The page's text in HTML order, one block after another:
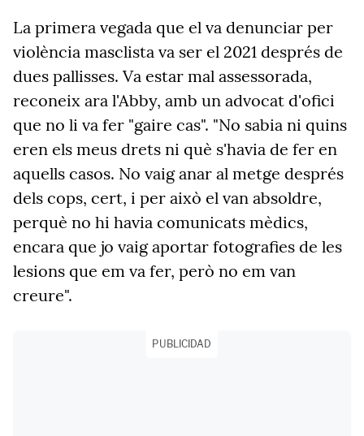
La primera vegada que el va denunciar per
violència masclista va ser el 2021 després de
dues pallisses. Va estar mal assessorada,
reconeix ara l'Abby, amb un advocat d'ofici
que no li va fer "gaire cas". "No sabia ni quins
eren els meus drets ni què s'havia de fer en
aquells casos. No vaig anar al metge després
dels cops, cert, i per això el van absoldre,
perquè no hi havia comunicats mèdics,
encara que jo vaig aportar fotografies de les
lesions que em va fer, però no em van
creure".
PUBLICIDAD